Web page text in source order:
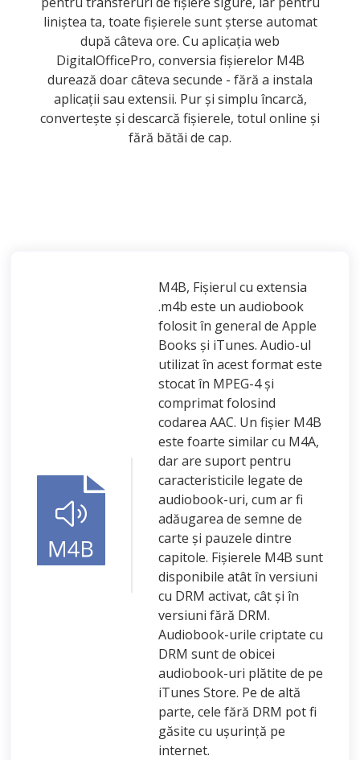
liniștea ta, toate fișierele sunt șterse automat
după câteva ore. Cu aplicația web
DigitalOfficePro, conversia fișierelor M4B
durează doar câteva secunde - fără a instala
aplicații sau extensii. Pur și simplu încarcă,
convertește și descarcă fișierele, totul online și
fără bătăi de cap.
M4B, Fișierul cu extensia
.m4b este un audiobook
folosit în general de Apple
Books și iTunes. Audio-ul
utilizat în acest format este
stocat în MPEG-4 și
comprimat folosind
codarea AAC. Un fișier M4B
este foarte similar cu M4A,
dar are suport pentru
caracteristicile legate de
audiobook-uri, cum ar fi
adăugarea de semne de
carte și pauzele dintre
capitole. Fișierele M4B sunt
disponibile atât în versiuni
cu DRM activat, cât și în
versiuni fără DRM.
Audiobook-urile criptate cu
DRM sunt de obicei
audiobook-uri plătite de pe
iTunes Store. Pe de altă
parte, cele fără DRM pot fi
găsite cu ușurință pe
internet.